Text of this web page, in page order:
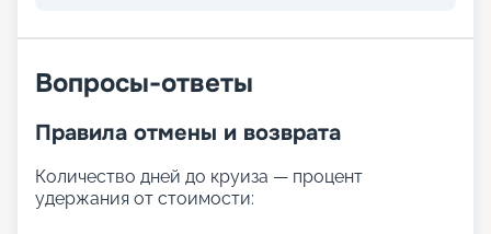
Альтернативные рестораны дарят возможность
попробовать традиционную американскую,
итальянскую и азиатскую кухню.
Путешествие с «Круиз.онлайн»
Лайнер Voyager of the Seas совершает круизы не
Вопросы-ответы
Правила отмены и возврата
Количество дней до круиза — процент
удержания от стоимости: